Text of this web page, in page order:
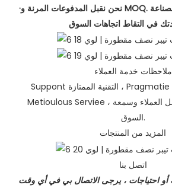
·نحن نقبل المدفوعات المرنة و MOQ. لدينا دراية وفيرة في الصناعة
ملاحظات خدمة العملاء
Suppont التقنية الممتازة ، Pragmatie Werk Attthing و
Metioulous Serviee ، لقد فازت بعملية عمل العملاء وسمعة
السوق.
المزيد من المنتجات
اتصل بنا